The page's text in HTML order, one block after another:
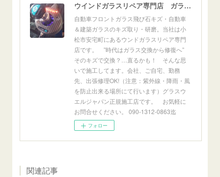
ウインドガラスリペア専門店 ガラスリペア・ヨシダ グラスウェルドジャパン 正規施工店 小松市
自動車フロントガラス飛び石キズ・自動車
＆建築ガラスのキズ取り・研磨。当社は小
松市安宅町にあるウンドガラスリペア専門
店です。 ”時代はガラス交換から修復へ”
そのキズで交換？…直るかも！ そんな思
いで施工してます。会社、ご自宅、勤務
先、出張修理OK!（注意：紫外線・降雨・風
を防止出来る場所にて行います）グラスウ
エルジャパン正規施工店です。 お気軽に
お問合せください。 090-1312-0863迄
フォロー
関連記事